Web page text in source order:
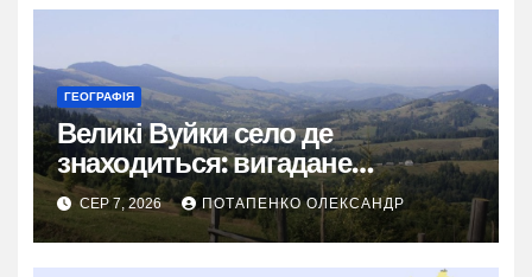
ГЕОГРАФІЯ
Великі Вуйки село де
знаходиться: вигадане
гуцульське диво Карпат
СЕР 7, 2026 ПОТАПЕНКО ОЛЕКСАНДР